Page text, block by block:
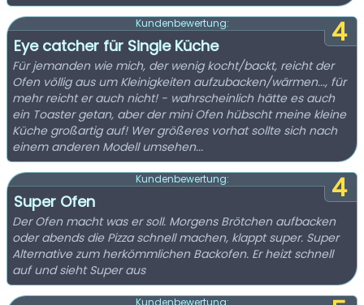
4
Kundenbewertung:
Eye catcher für Single Küche
Für jemanden wie mich, der wenig kocht/backt, reicht der
Ofen völlig aus um Kleinigkeiten aufzubacken/wärmen..., für
mehr reicht er auch nicht! - wahrscheinlich hätte es auch
ein Toaster getan, aber der mini Ofen hübscht meine kleine
Küche großartig auf! Wer größeres vorhat sollte sich nach
einem anderen Modell umsehen...
4
Kundenbewertung:
Super Ofen
Der Ofen macht was er soll. Morgens Brötchen aufbacken
oder abends die Pizza schnell machen, klappt super. Super
Alternative zum herkömmlichen Backofen. Er heizt schnell
auf und sieht Super aus
Kundenbewertung: